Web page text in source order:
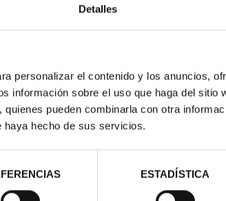
Detalles
personalizar el contenido y los anuncios,
información sobre el uso que haga del sitio
pueden combinarla con otra
haya hecho de sus servicios.
ESTADÍSTICA
73,00 €